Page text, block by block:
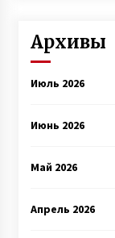
Архивы
Июль 2026
Июнь 2026
Май 2026
Апрель 2026